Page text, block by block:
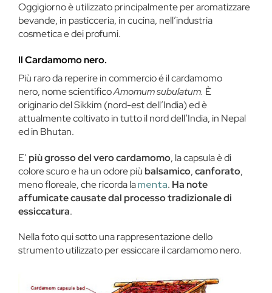
Oggigiorno è utilizzato principalmente per aromatizzare
bevande, in pasticceria, in cucina, nell’industria
cosmetica e dei profumi.
Il Cardamomo nero.
Più raro da reperire in commercio é il cardamomo
nero, nome scientificoAmomum subulatum. È
originario del Sikkim (nord-est dell’India) ed è
attualmente coltivato in tutto il nord dell’India, in Nepal
ed in Bhutan.
E’ più grosso del vero cardamomo, la capsula è di
colore scuro e ha un odore più balsamico,canforato,
meno floreale, che ricorda lamenta. Ha note
affumicate causate dal processo tradizionale di
essiccatura.
Nella foto qui sotto una rappresentazione dello
strumento utilizzato per essiccare il cardamomo nero.